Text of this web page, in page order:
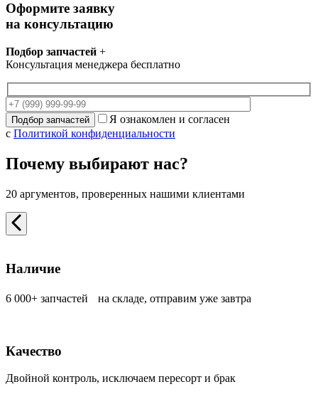
Оформите заявку
на консультацию
Подбор запчастей +
Консультация менеджера бесплатно
Я ознакомлен и согласен
с Политикой конфиденциальности
Почему выбирают нас?
20 аргументов, проверенных нашими клиентами
Наличие
6 000+ запчастей на складе, отправим уже завтра
Качество
Двойной контроль, исключаем пересорт и брак